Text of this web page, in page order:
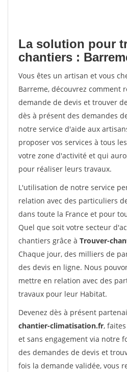
La solution pour
chantiers :
Vous êtes un artisan et vous
Barreme, découvrez comment
demande de devis et trouver
dès à présent des demandes
notre service d'aide aux
proposer vos services à tous
votre zone d'activité et qui
pour réaliser leurs travaux.
L'utilisation de notre service
relation avec des particuliers
dans toute la France et pour
Quel que soit votre secteur
chantiers grâce à Trouver-
Chaque jour, des milliers de
des devis en ligne. Nous
mettre en relation avec des
travaux pour leur Habitat.
Devenez dès à présent
chantier-climatisation.fr,
et sans engagement via notre
des demandes de devis et
fois la demande validée, vous